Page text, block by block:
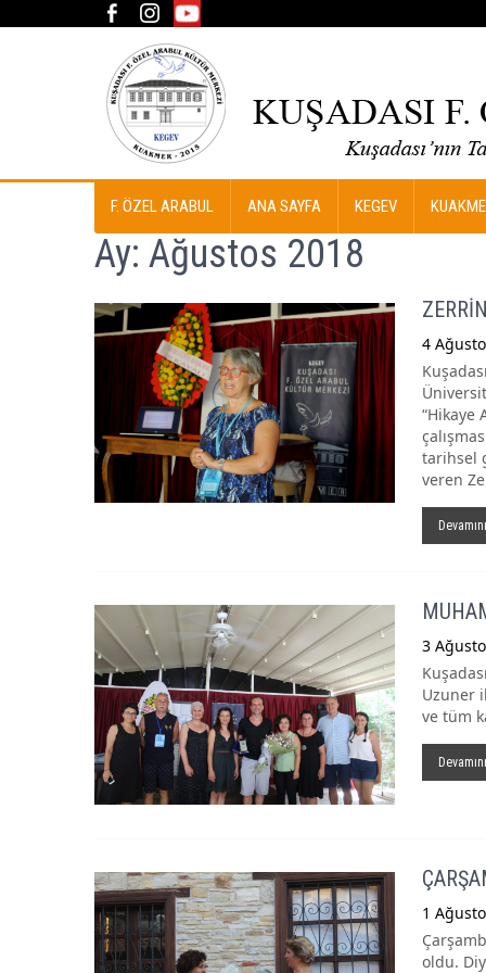
F. ÖZEL ARABUL ANA SAYFA KEGEV
Ay: Ağustos 2018
4
“Hikaye
tarihsel
veren
3
Uzuner
ve tüm
1
oldu.